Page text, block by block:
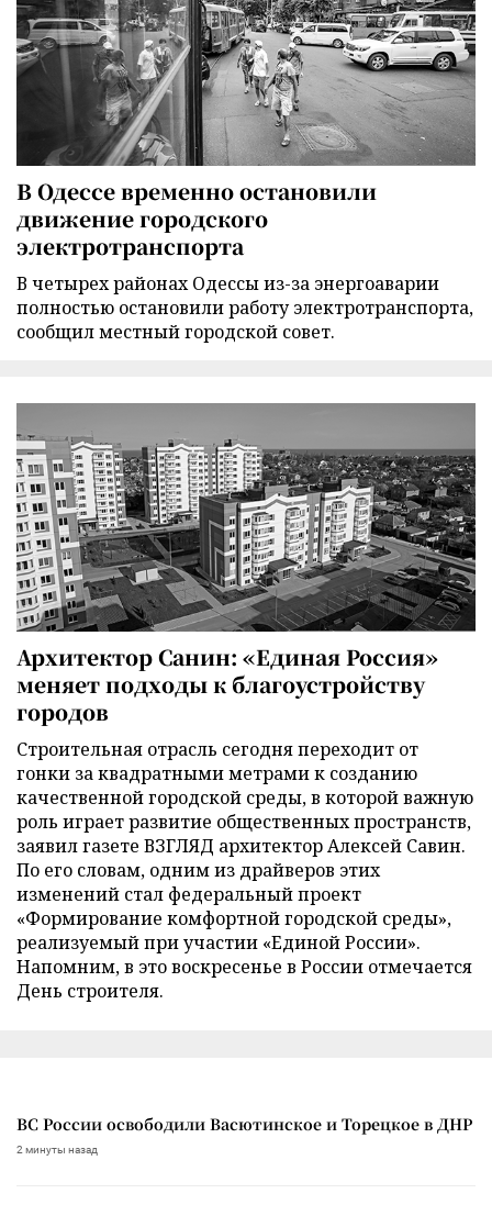
В Одессе временно остановили
движение городского
электротранспорта
В четырех районах Одессы из-за энергоаварии
полностью остановили работу электротранспорта,
сообщил местный городской совет.
Архитектор Санин: «Единая Россия»
меняет подходы к благоустройству
городов
Строительная отрасль сегодня переходит от
гонки за квадратными метрами к созданию
качественной городской среды, в которой важную
роль играет развитие общественных пространств,
заявил газете ВЗГЛЯД архитектор Алексей Савин.
По его словам, одним из драйверов этих
изменений стал федеральный проект
«Формирование комфортной городской среды»,
реализуемый при участии «Единой России».
Напомним, в это воскресенье в России отмечается
День строителя.
ВС России освободили Васютинское и Торецкое в ДНР
2 минуты назад